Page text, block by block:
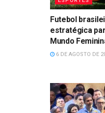
Futebol
estratégica
Mundo
6 DE AGOSTO DE